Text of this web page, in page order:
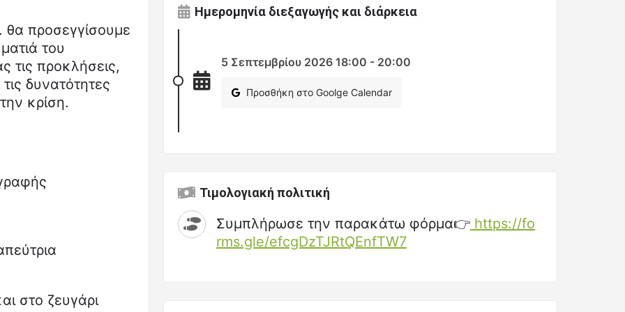
προσεγγίσουμε
του
τις προκλήσεις,
δυνατότητες
κρίση.
στο ζευγάρι
Ημερομηνία διεξαγωγής και διάρκεια
5 Σεπτεμβρίου 2026 18:00 - 20:00
Προσθήκη στο Goolge Calendar
Τιμολογιακή πολιτική
Συμπλήρωσε την παρακάτω φόρμα👉 https://fo
rms.gle/efcgDzTJRtQEnfTW7